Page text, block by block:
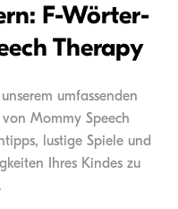
F-Wörter-
Therapy
umfassenden
Mommy Speech
lustige Spiele und
Ihres Kindes zu